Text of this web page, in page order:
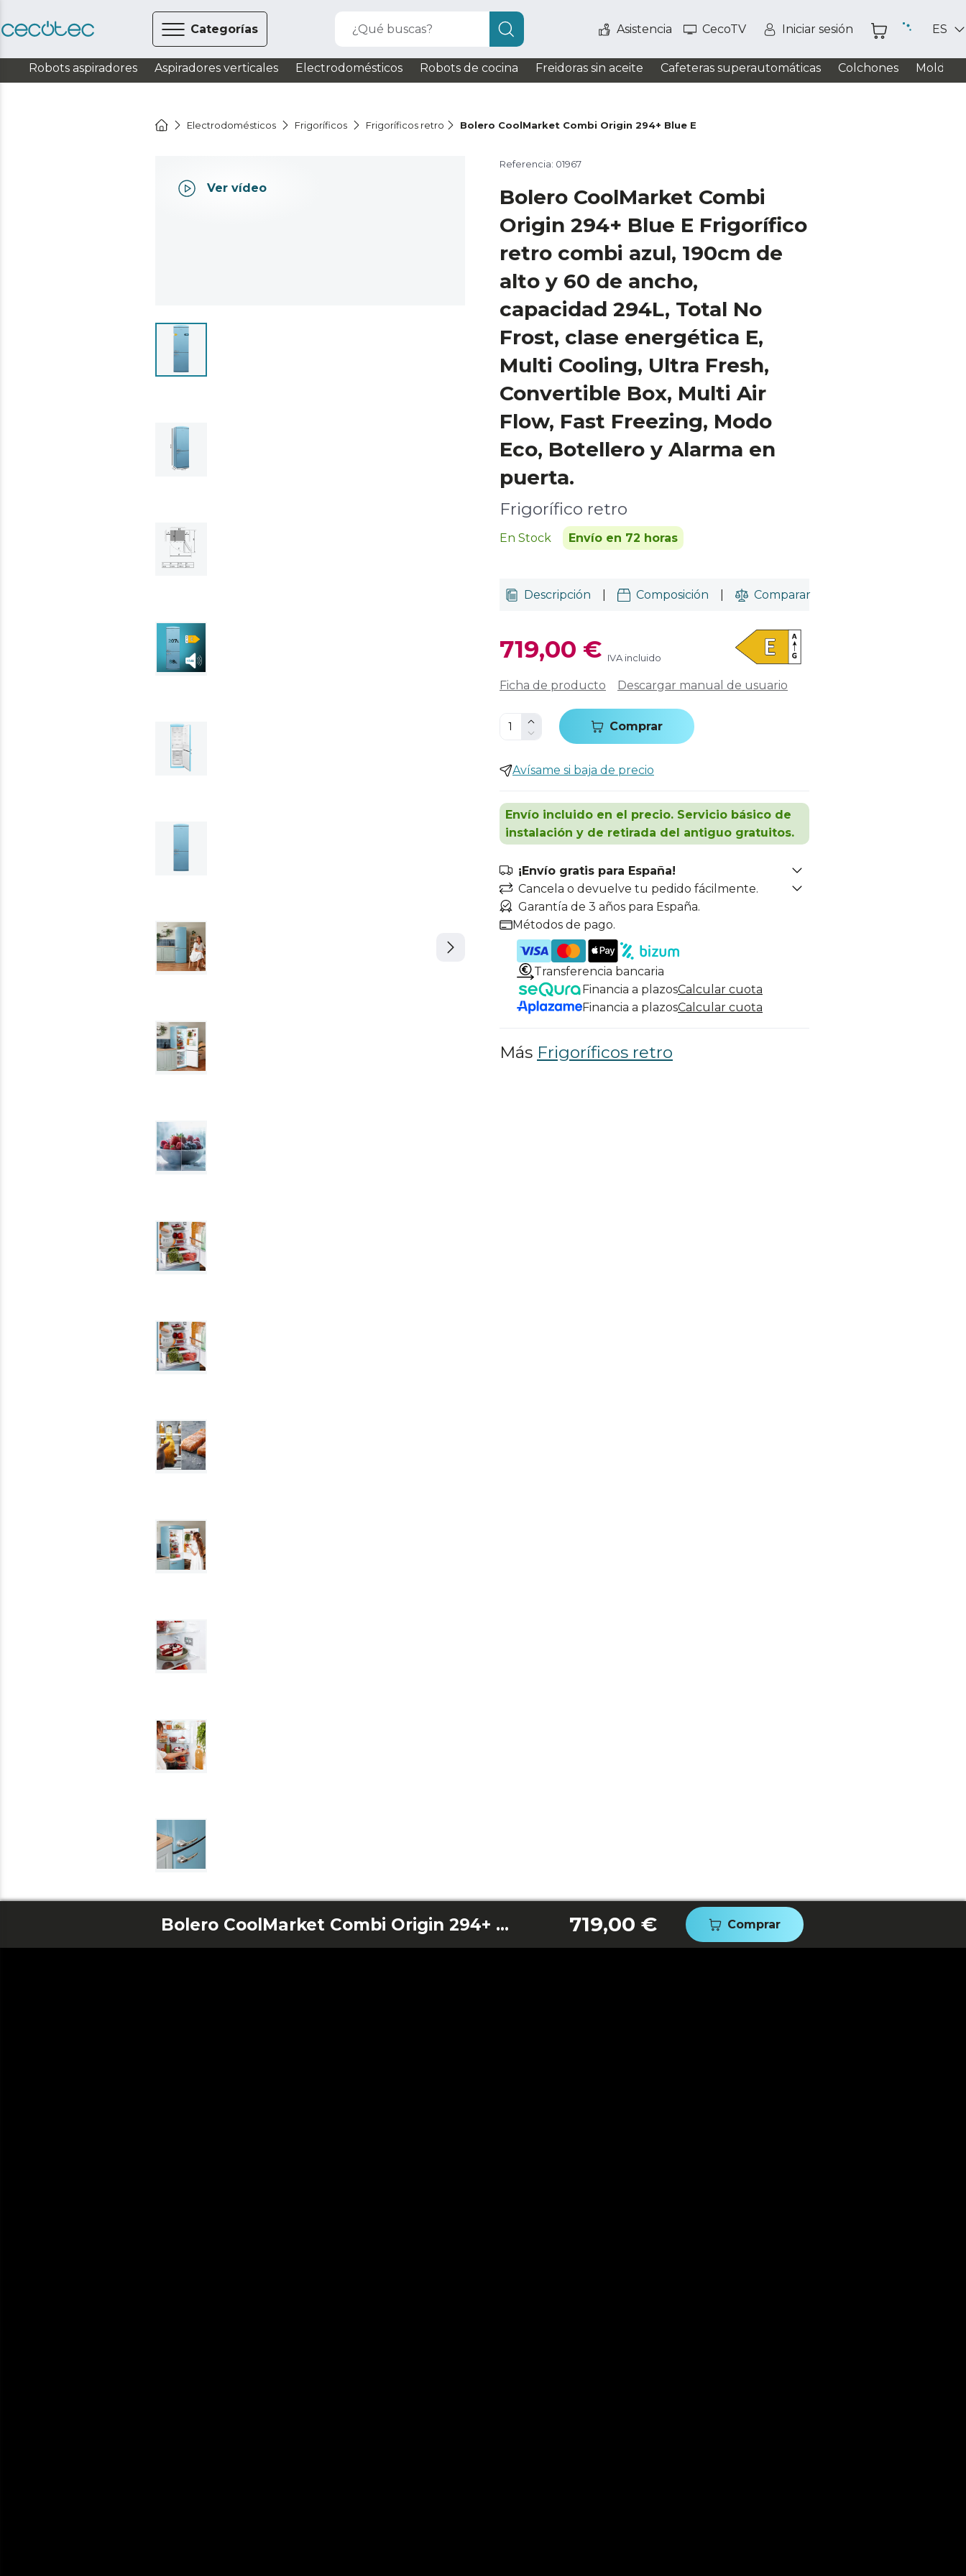
Categorías ¿Qué buscas? Asistencia CecoTV Iniciar sesión ES
Robots aspiradores Aspiradores verticales Electrodomésticos Robots de cocina Freidoras sin aceite Cafeteras superautomáticas Colchones
Electrodomésticos Frigoríficos Frigoríficos retro Bolero CoolMarket Combi Origin 294+ Blue E
Ver vídeo
Referencia: 01967
Bolero CoolMarket Combi
Origin 294+ Blue E Frigorífico
retro combi azul, 190cm de
alto y 60 de ancho,
capacidad 294L, Total No
Frost, clase energética E,
Multi Cooling, Ultra Fresh,
Convertible Box, Multi Air
Flow, Fast Freezing, Modo
Eco, Botellero y Alarma en
puerta.
Frigorífico retro
En Stock Envío en 72 horas
Descripción Composición Comparar
719,00 € IVA incluido
Ficha de producto Descargar manual de usuario
Comprar
Avísame si baja de precio
Envío incluido en el precio. Servicio básico de
instalación y de retirada del antiguo gratuitos.
¡Envío gratis para España!
Cancela o devuelve tu pedido fácilmente.
Garantía de 3 años para España.
Métodos de pago.
Transferencia bancaria
Financia a plazosCalcular cuota
Financia a plazosCalcular cuota
Más Frigoríficos retro
Bolero CoolMarket Combi Origin 294+ Blue E 719,00 € Comprar